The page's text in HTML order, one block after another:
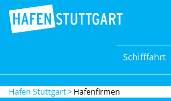
Schifffahrt
Hafen Stuttgart Hafenfirmen